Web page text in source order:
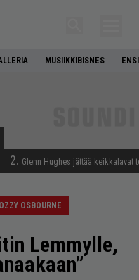
MUSIIKKIBISNES
2. Glenn Hughes jättää keikkalavat
OZZY OSBOURNE
Lemmylle,